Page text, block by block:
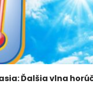
Ďalšia vlna